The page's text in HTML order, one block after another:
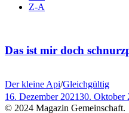
Z-A
Das ist mir doch
Der kleine Api/Gleichgültig
16. Dezember 202130. Oktober
© 2024 Magazin Gemeinschaft.